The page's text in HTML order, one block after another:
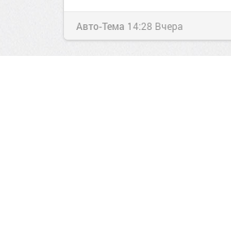
Авто-Тема 14:28 Вчера